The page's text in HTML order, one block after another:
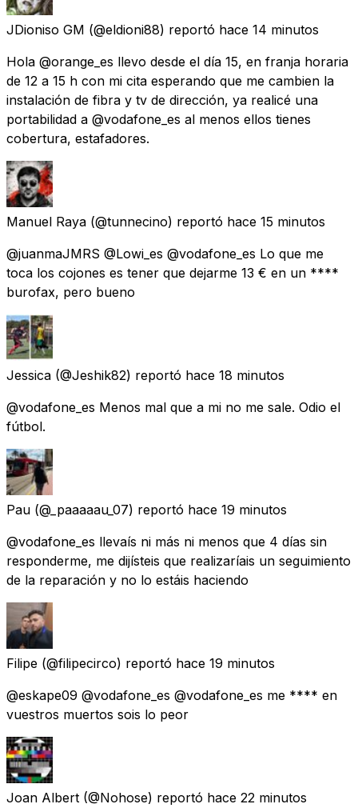
JDioniso GM (@eldioni88) reportó hace 14 minutos
Hola @orange_es llevo desde el día 15, en franja horaria
de 12 a 15 h con mi cita esperando que me cambien la
instalación de fibra y tv de dirección, ya realicé una
portabilidad a @vodafone_es al menos ellos tienes
cobertura, estafadores.
Manuel Raya (@tunnecino) reportó hace 15 minutos
@juanmaJMRS @Lowi_es @vodafone_es Lo que me
toca los cojones es tener que dejarme 13 € en un ****
burofax, pero bueno
Jessica (@Jeshik82) reportó hace 18 minutos
@vodafone_es Menos mal que a mi no me sale. Odio el
fútbol.
Pau (@_paaaaau_07) reportó hace 19 minutos
@vodafone_es llevaís ni más ni menos que 4 días sin
responderme, me dijísteis que realizaríais un seguimiento
de la reparación y no lo estáis haciendo
Filipe (@filipecirco) reportó hace 19 minutos
@eskape09 @vodafone_es @vodafone_es me **** en
vuestros muertos sois lo peor
Joan Albert (@Nohose) reportó hace 22 minutos